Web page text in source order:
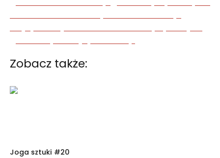
Zobacz także:
Joga sztuki #20